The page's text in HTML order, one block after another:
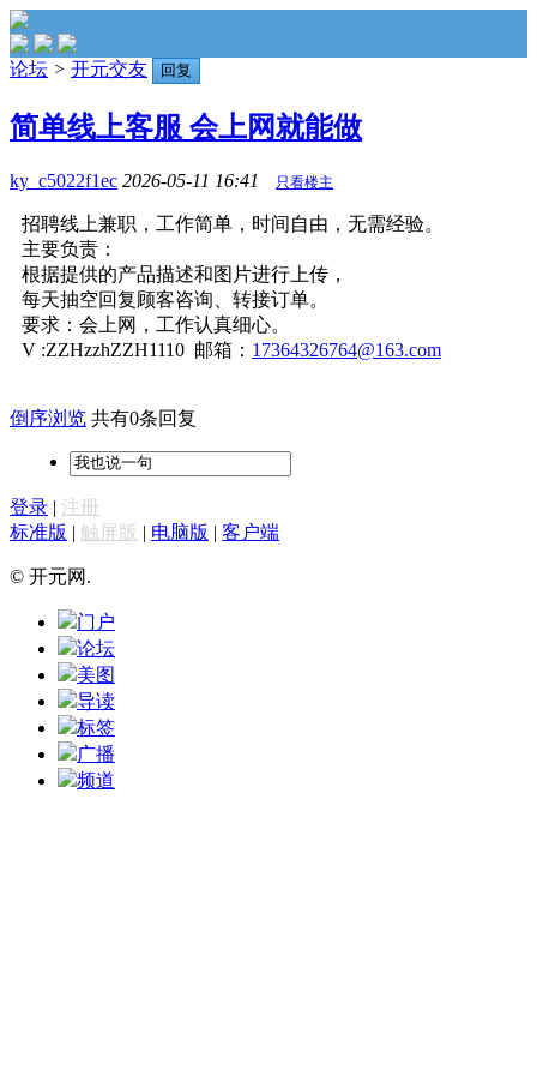
论坛 > 开元交友 回复
简单线上客服 会上网就能做
ky_c5022f1ec 2026-05-11 16:41 只看楼主
招聘线上兼职，工作简单，时间自由，无需经验。
主要负责：
根据提供的产品描述和图片进行上传，
每天抽空回复顾客咨询、转接订单。
要求：会上网，工作认真细心。
V :ZZHzzhZZH1110 邮箱： 17364326764@163.com
倒序浏览 共有0条回复
登录 | 注册
标准版 | 触屏版 | 电脑版 | 客户端
© 开元网.
门户
论坛
美图
导读
标签
广播
频道